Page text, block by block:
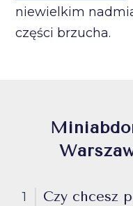
niewielkim
części brzucha.
1
Czy chcesz